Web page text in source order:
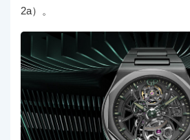
2a）。